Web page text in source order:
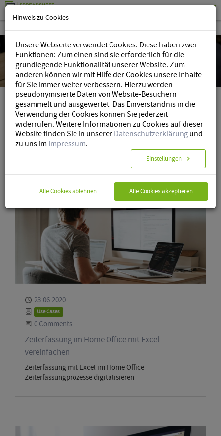
Spreadsheet Router»Blog» Kategorie
Published
23.06.2020
Category
Use Cases
Start the Conversation
0 Comments
Zeiterfassung im Home Office mit Excel
vereinfachen
Zeiterfassung mit Excel im Home Office –
Zeiterfassungprozesse digitalisieren
Hinweis zu Cookies
Unsere Webseite verwendet Cookies. Diese haben zwei
Funktionen: Zum einen sind sie erforderlich für die
grundlegende Funktionalität unserer Website. Zum
anderen können wir mit Hilfe der Cookies unsere Inhalte
für Sie immer weiter verbessern. Hierzu werden
pseudonymisierte Daten von Website-Besuchern
gesammelt und ausgewertet. Das Einverständnis in die
Verwendung der Cookies können Sie jederzeit
widerrufen. Weitere Informationen zu Cookies auf dieser
Website finden Sie in unsererDatenschutzerklärungund
zu uns im Impressum.
Einstellungen
Alle Cookies ablehnen Alle Cookies akzeptieren